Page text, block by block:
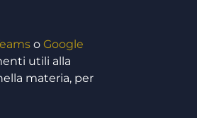
o Google
utili alla
materia, per